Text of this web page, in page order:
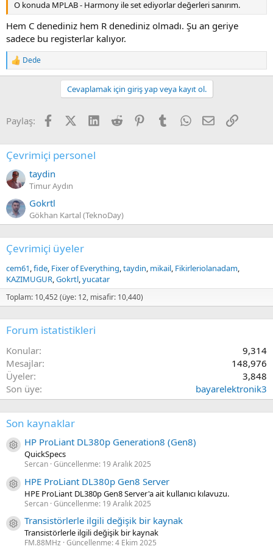
O konuda MPLAB - Harmony ile set ediyorlar değerleri sanırım.
Hem C denediniz hem R denediniz olmadı. Şu an geriye
sadece bu registerlar kalıyor.
R
e
o
:
Dede
Cevaplamak için giriş yap veya kayıt ol.
Paylaş: FacebookX (Twitter)
LinkedIn
Reddit PinterestTumblrWhatsApp
E-postaLink
Çevrimiçi personel
taydin
Timur Aydın
Gokrtl
Gökhan Kartal (TeknoDay)
Çevrimiçi üyeler
cem61 fide Fixer of Everything taydin mikail Fikirleriolanadam
KAZIMUGUR Gokrtl yucatar
Toplam: 10,452 (üye: 12, misafir: 10,440)
Forum istatistikleri
Konular
9,314
Mesajlar
148,976
Üyeler
3,848
Son üye
bayarelektronik3
Son kaynaklar
Kaynak ikon/amblem
HP ProLiant DL380p Generation8 (Gen8)
QuickSpecs
Sercan Güncellenme: 19 Aralık 2025
Kaynak ikon/amblem
HPE ProLiant DL380p Gen8 Server
HPE ProLiant DL380p Gen8 Server'a ait kullanıcı kılavuzu.
Sercan Güncellenme: 19 Aralık 2025
Kaynak ikon/amblem
Transistörlerle ilgili değişik bir kaynak
Transistörlerle ilgili değişik bir kaynak
FM.88MHz Güncellenme:4 Ekim 2025